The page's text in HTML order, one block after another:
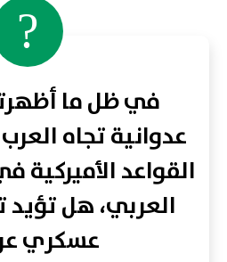
?
في ظل ما
عدوانية تجاه
القواعد الأميركية
العربي، هل تؤيد
عسكري